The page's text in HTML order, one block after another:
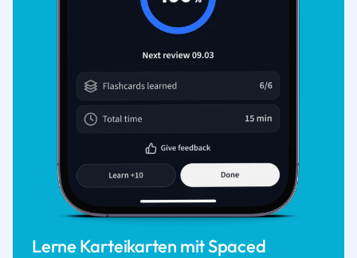
Lerne Karteikarten mit Spaced